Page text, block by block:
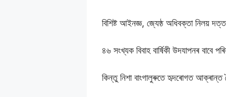
বিশিষ্ট আইনজ্ঞ, জ্যেষ্ঠ অধিবক্তা নিলয়
৪৬ সংখ্যক বিবাহ বাৰ্ষিকী উদযাপনৰ বাবে
কিন্তু নিশা বাংগালুৰুতে হৃদৰোগত